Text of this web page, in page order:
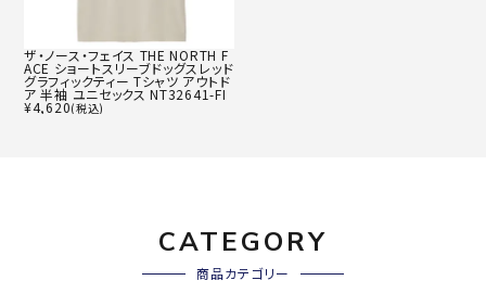
ザ・ノース・フェイス THE NORTH F
ACE ショートスリーブドッグスレッド
グラフィックティー Tシャツ アウトド
ア 半袖 ユニセックス NT32641-FI
¥4,620(税込)
CATEGORY
商品カテゴリー